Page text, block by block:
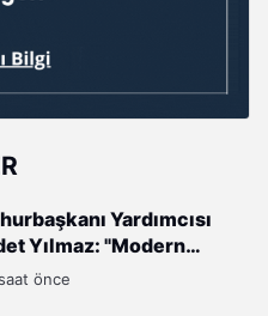
Yardımcısı
Yılmaz: "Modern
İmarında
önce